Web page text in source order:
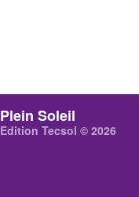
Plein Soleil
Edition Tecsol © 2026